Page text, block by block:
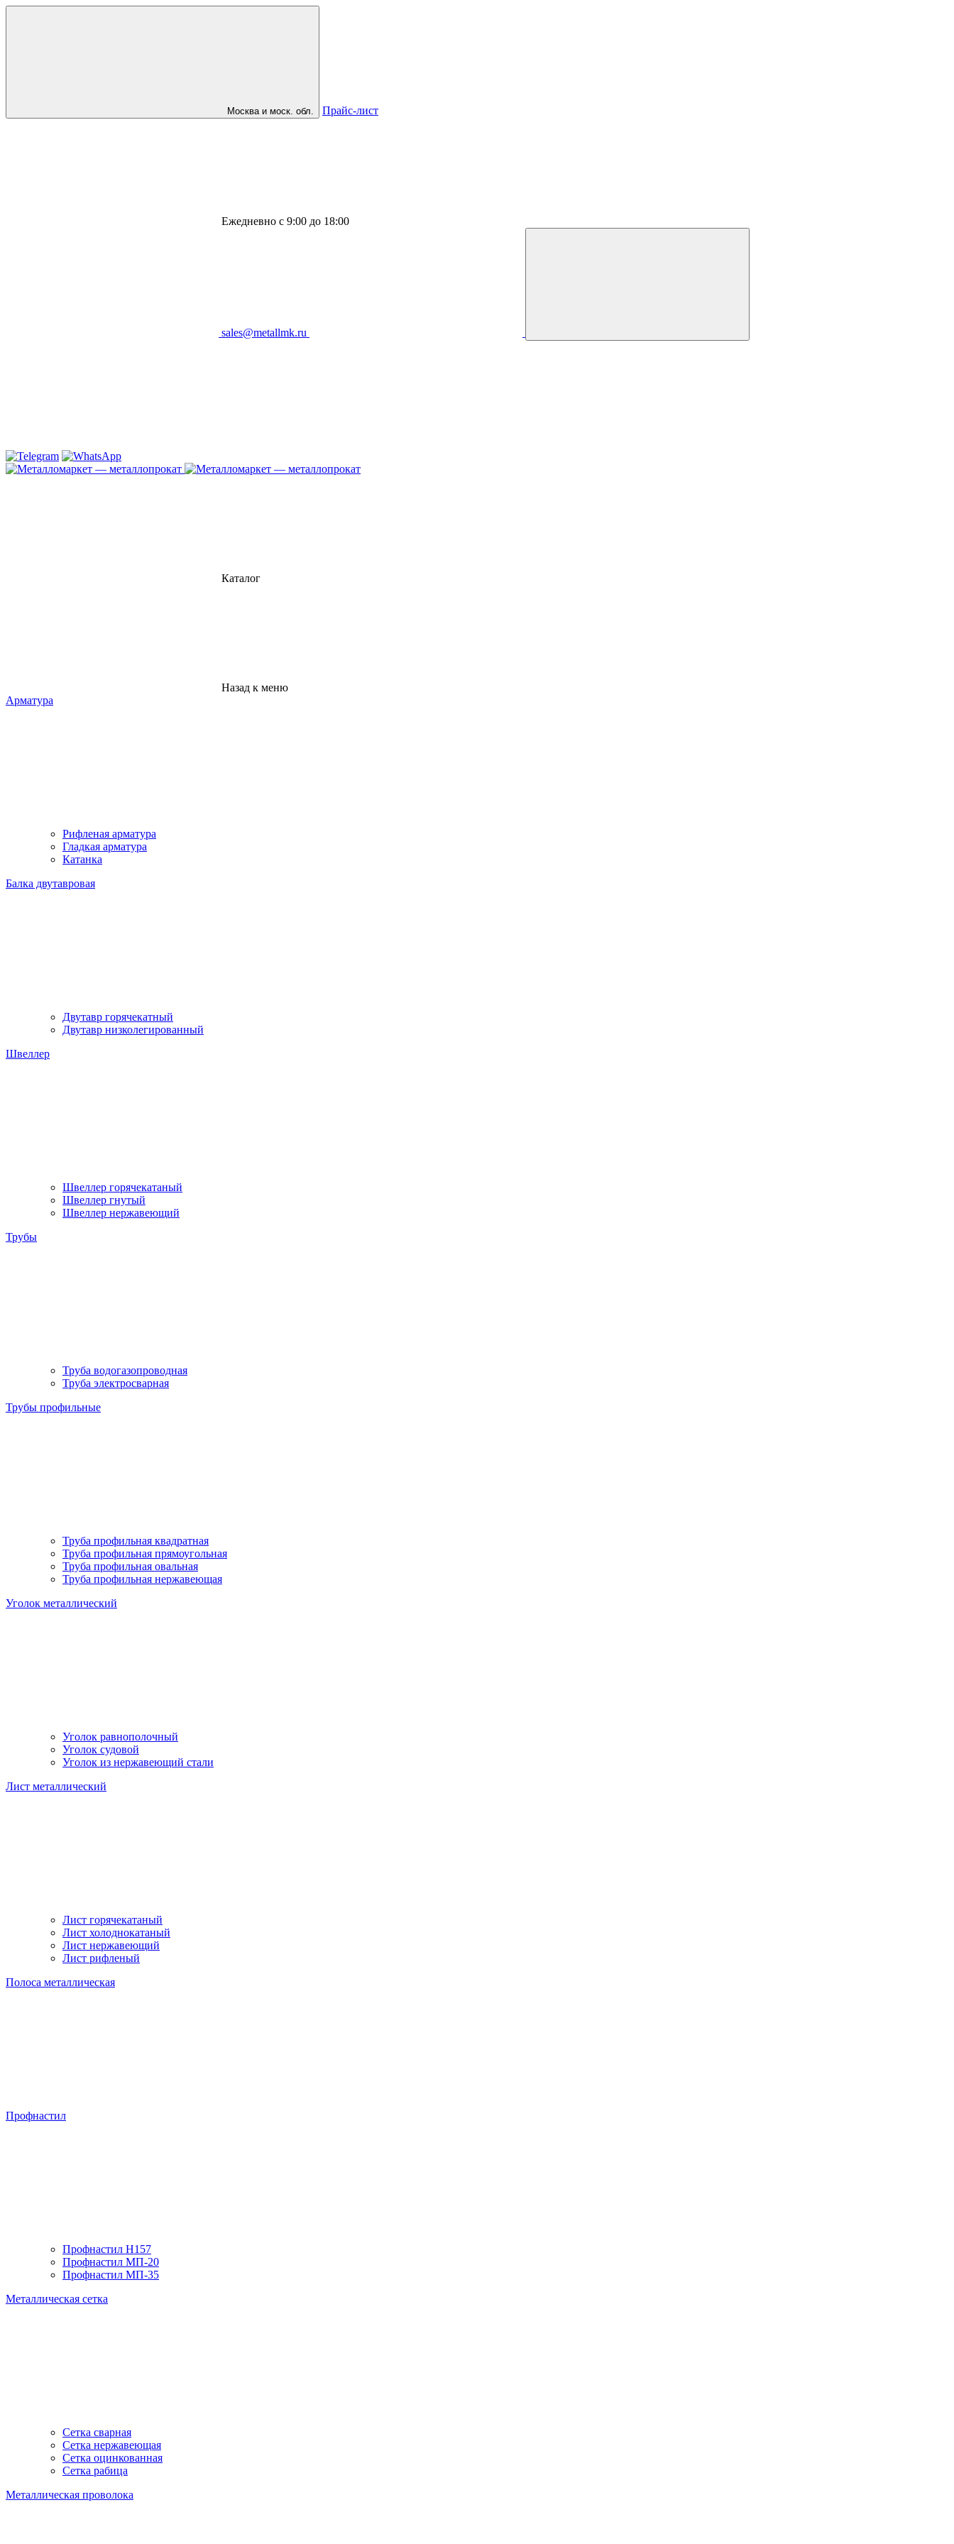
Москва и моск. обл. Прайс-лист
Ежедневно с 9:00 до 18:00
sales@metallmk.ru
Каталог
Назад к меню
Арматура
Рифленая арматура
Гладкая арматура
Катанка
Балка двутавровая
Двутавр горячекатный
Двутавр низколегированный
Швеллер
Швеллер горячекатаный
Швеллер гнутый
Швеллер нержавеющий
Трубы
Труба водогазопроводная
Труба электросварная
Трубы профильные
Труба профильная квадратная
Труба профильная прямоугольная
Труба профильная овальная
Труба профильная нержавеющая
Уголок металлический
Уголок равнополочный
Уголок судовой
Уголок из нержавеющий стали
Лист металлический
Лист горячекатаный
Лист холоднокатаный
Лист нержавеющий
Лист рифленый
Полоса металлическая
Профнастил
Профнастил H157
Профнастил МП-20
Профнастил МП-35
Металлическая сетка
Сетка сварная
Сетка нержавеющая
Сетка оцинкованная
Сетка рабица
Металлическая проволока